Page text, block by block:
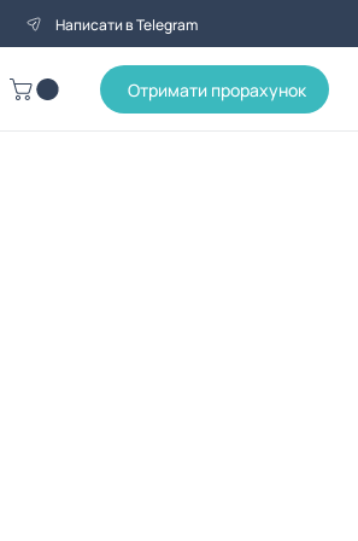
Написати в Telegram
Отримати прорахунок